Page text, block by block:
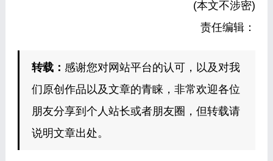
(本文不涉密)
责任编辑：
转载： 感谢您对网站平台的认可，以及对我
们原创作品以及文章的青睐，非常欢迎各位
朋友分享到个人站长或者朋友圈，但转载请
说明文章出处。